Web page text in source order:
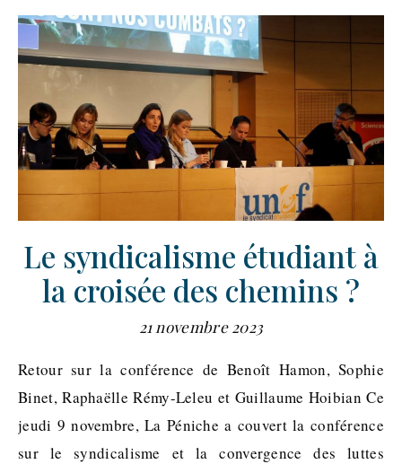
Le syndicalisme étudiant à
la croisée des chemins ?
21 novembre 2023
Retour sur la conférence de Benoît Hamon, Sophie
Binet, Raphaëlle Rémy-Leleu et Guillaume Hoibian Ce
jeudi 9 novembre, La Péniche a couvert la conférence
sur le syndicalisme et la convergence des luttes